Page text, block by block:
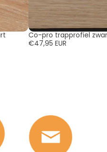
Co-pro trapprofiel
€47,95 EUR